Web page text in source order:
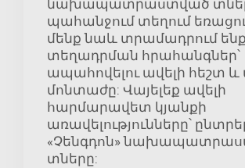
նախապատրաստված
պահանջում տեղում
մենք նաև տրամադրում ենք
տեղադրման հրահանգներ՝
ապահովելու ավելի հեշտ
մոնտաժը: Վայելեք ավելի
հարմարավետ կյանքի
առավելությունները՝
«Չենգդոն»
տները: